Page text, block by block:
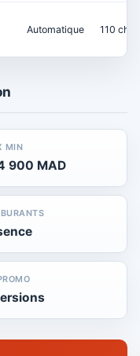
Automatique 110 ch
MIN
900 MAD